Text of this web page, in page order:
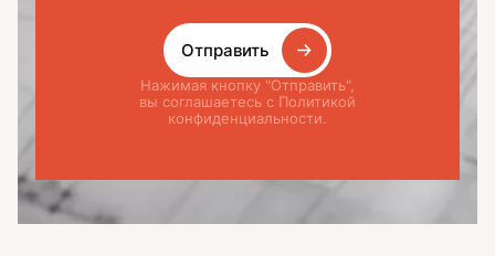
Отправить
Нажимая кнопку "Отправить",
вы соглашаетесь с Политикой
конфиденциальности.